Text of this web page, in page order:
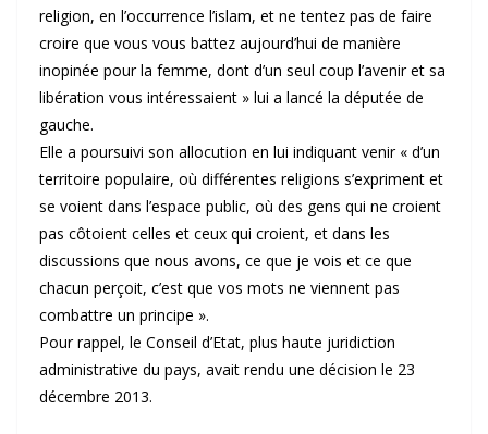
religion, en l’occurrence l’islam, et ne tentez pas de faire
croire que vous vous battez aujourd’hui de manière
inopinée pour la femme, dont d’un seul coup l’avenir et sa
libération vous intéressaient » lui a lancé la députée de
gauche.
Elle a poursuivi son allocution en lui indiquant venir « d’un
territoire populaire, où différentes religions s’expriment et
se voient dans l’espace public, où des gens qui ne croient
pas côtoient celles et ceux qui croient, et dans les
discussions que nous avons, ce que je vois et ce que
chacun perçoit, c’est que vos mots ne viennent pas
combattre un principe ».
Pour rappel, le Conseil d’Etat, plus haute juridiction
administrative du pays, avait rendu une décision le 23
décembre 2013.